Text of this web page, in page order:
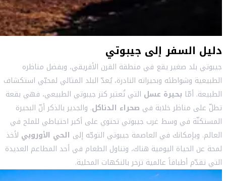
دليل السفر إلى جيبوتي
جيبوتي بلد صغير يقع في منطقة القرن الأفريقي، وبفضل مناظره
الطبيعية وشواطئه وبحيراته النادرة، يُعدّ البلد المثالي لمحبّي استكشاف
الطبيعة. أمّا بحيرة عسل التي تُعتبر كنز جيبوتي الطبيعي، فهي بقعة
تطلّ على مناظر خلابة في صحراء الدناكل. والجدير بالذكر أنّ البحيرة
المستكنّة في وسط غرب جيبوتي تحتوي على أكبر احتياطي للملح في
العالم. وبإمكانك في العاصمة جيبوتي التوجّه إلى الحي الأوروبي لأخذ
لمحة عن الحياة اليومية هناك، وتناول الطعام في أحد المطاعم العديدة
التي تقدّم أطباقاً عالمية تزخر بالنكهات المحلية.